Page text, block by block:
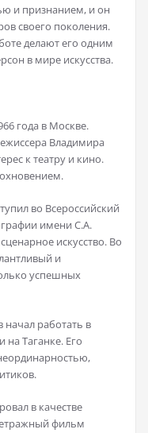
и признанием, и он
своего поколения.
делают его одним
в мире искусства.
года в Москве.
Владимира
к театру и кино.
во Всероссийский
имени С.А.
искусство. Во
и
успешных
работать в
Таганке. Его
в качестве
фильм